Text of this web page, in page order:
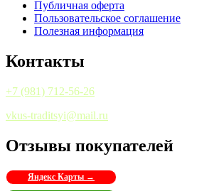
Публичная оферта
Пользовательское соглашение
Полезная информация
Контакты
+7 (981) 712-56-26
vkus-traditsyi@mail.ru
Отзывы покупателей
Яндекс Карты →